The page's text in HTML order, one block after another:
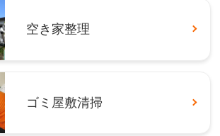
空き家整理
ゴミ屋敷清掃